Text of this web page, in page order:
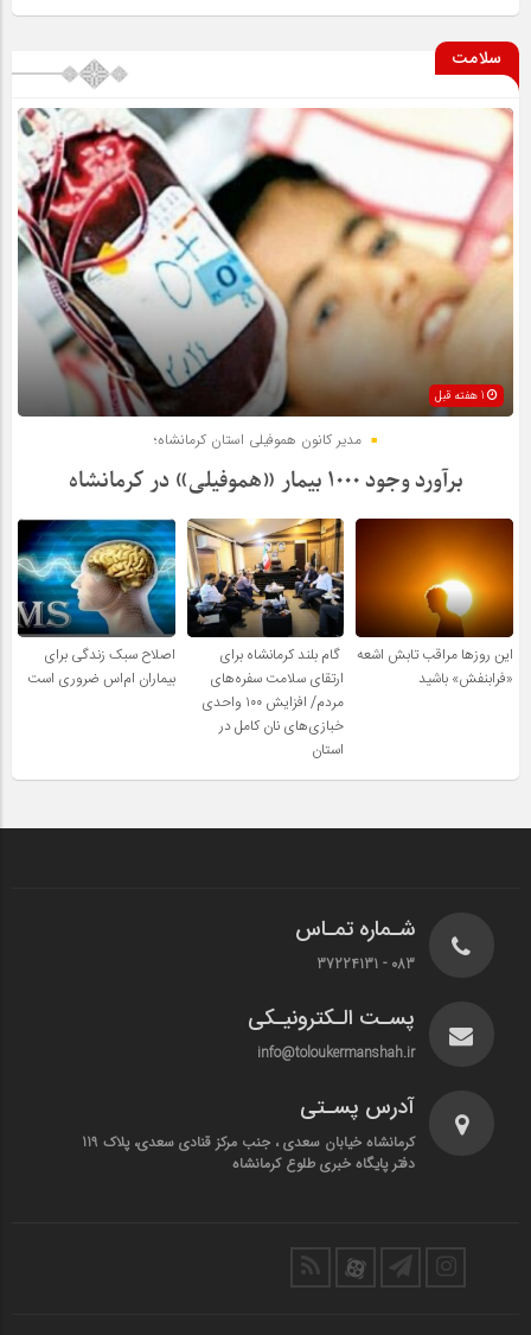
سلامت
مدیر کانون هموفیلی استان کرمانشاه؛
برآورد وجود ۱۰۰۰ بیمار «هموفیلی» در کرمانشاه
این روزها مراقب تابش اشعه
«فرابنفش» باشید
گام بلند کرمانشاه برای
ارتقای سلامت سفره‌های
مردم/ افزایش ۱۰۰ واحدی
خبازی‌های نان کامل در
استان
اصلاح سبک زندگی برای
بیماران ام‌اس ضروری است
شـماره تمـاس
083 - 37224131
پسـت الـکترونیـکی
info@toloukermanshah.ir
آدرس پسـتی
کرمانشاه خیابان سعدی ، جنب مرکز قنادی سعدی، پلاک 119
دفتر پایگاه خبری طلوع کرمانشاه